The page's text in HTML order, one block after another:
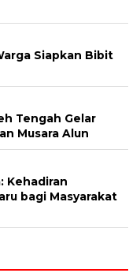
Siapkan Bibit
Tengah Gelar
Musara Alun
Kehadiran
bagi Masyarakat